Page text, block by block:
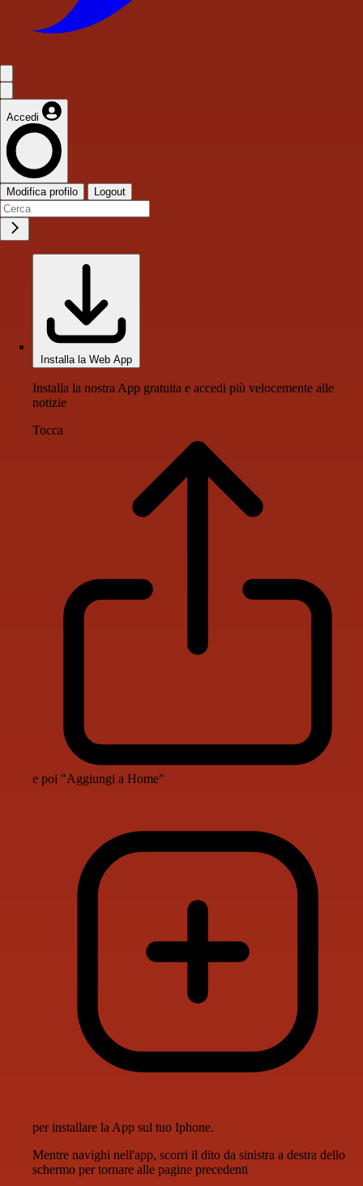
Accedi
Modifica profilo Logout
Installa la Web App
Installa la nostra App gratuita e accedi più velocemente alle
notizie
Tocca
e poi "Aggiungi a Home"
per installare la App sul tuo Iphone.
Mentre navighi nell'app, scorri il dito da sinistra a destra dello
schermo per tornare alle pagine precedenti